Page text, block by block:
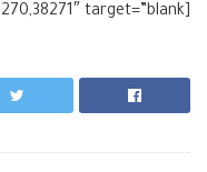
[g_slider2 source=”media: 38269,38270,38271″ target=”blank”]